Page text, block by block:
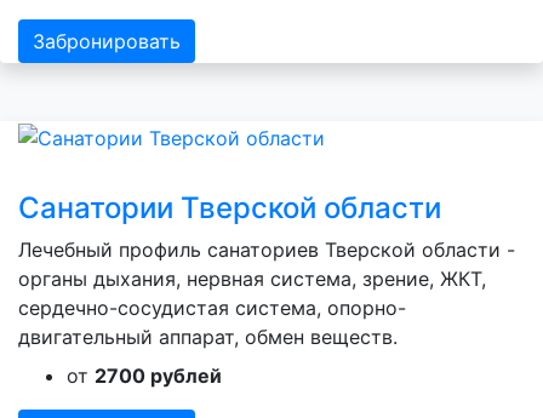
Забронировать
Санатории Тверской области
Лечебный профиль санаториев Тверской области -
органы дыхания, нервная система, зрение, ЖКТ,
сердечно-сосудистая система, опорно-
двигательный аппарат, обмен веществ.
от 2700 рублей